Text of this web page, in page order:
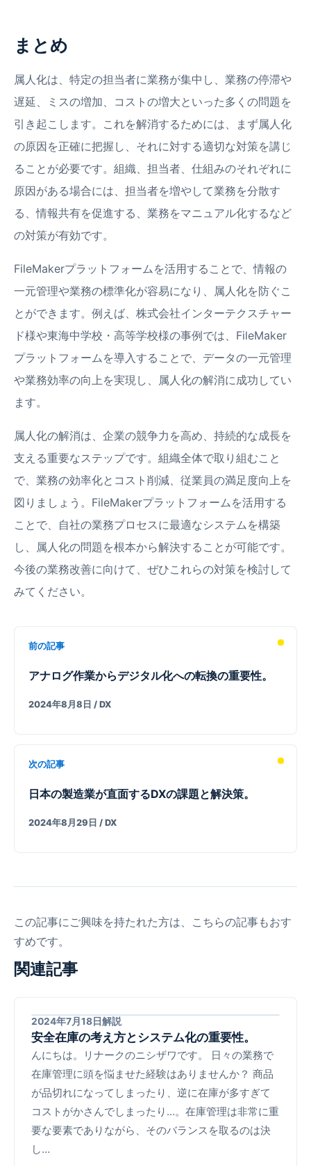
まとめ
属人化は、特定の担当者に業務が集中し、業務の停滞や
遅延、ミスの増加、コストの増大といった多くの問題を
引き起こします。これを解消するためには、まず属人化
の原因を正確に把握し、それに対する適切な対策を講じ
ることが必要です。組織、担当者、仕組みのそれぞれに
原因がある場合には、担当者を増やして業務を分散す
る、情報共有を促進する、業務をマニュアル化するなど
の対策が有効です。
FileMakerプラットフォームを活用することで、情報の
一元管理や業務の標準化が容易になり、属人化を防ぐこ
とができます。例えば、株式会社インターテクスチャー
ド様や東海中学校・高等学校様の事例では、FileMaker
プラットフォームを導入することで、データの一元管理
や業務効率の向上を実現し、属人化の解消に成功してい
ます。
属人化の解消は、企業の競争力を高め、持続的な成長を
支える重要なステップです。組織全体で取り組むこと
で、業務の効率化とコスト削減、従業員の満足度向上を
図りましょう。FileMakerプラットフォームを活用する
ことで、自社の業務プロセスに最適なシステムを構築
し、属人化の問題を根本から解決することが可能です。
今後の業務改善に向けて、ぜひこれらの対策を検討して
みてください。
前の記事
アナログ作業からデジタル化への転換の重要性。
2024年8月8日 / DX
次の記事
日本の製造業が直面するDXの課題と解決策。
2024年8月29日 / DX
この記事にご興味を持たれた方は、こちらの記事もおす
すめです。
関連記事
2024年7月18日解説
安全在庫の考え方とシステム化の重要性。
んにちは。リナークのニシザワです。 日々の業務で
在庫管理に頭を悩ませた経験はありませんか？ 商品
が品切れになってしまったり、逆に在庫が多すぎて
コストがかさんでしまったり…。在庫管理は非常に重
要な要素でありながら、そのバランスを取るのは決
し…